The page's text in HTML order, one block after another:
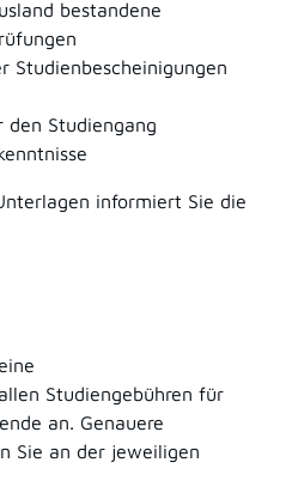
bestandene
Studienbescheinigungen
Studiengang
informiert Sie die
Studiengebühren für
an. Genauere
Sie an der jeweiligen